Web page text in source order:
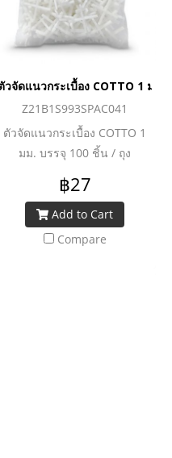
รรจุ 100 ชิ้น / ถุง
วจัดแนวกระเบื้อง COTTO 1 มม.
Z21B1S993SPAC041
ตัวจัดแนวกระเบื้อง COTTO 1
มม. บรรจุ 100 ชิ้น / ถุง
฿27
Add to Cart
Compare